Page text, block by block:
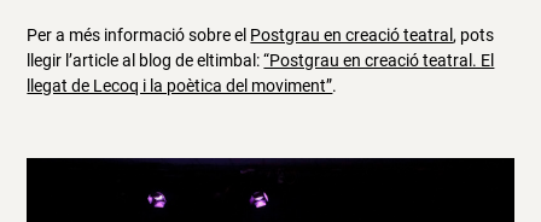
Per a més informació sobre el Postgrau en creació teatral , pots
llegir l’article al blog de eltimbal:“Postgrau en creació teatral. El
llegat de Lecoq i la poètica del moviment”.